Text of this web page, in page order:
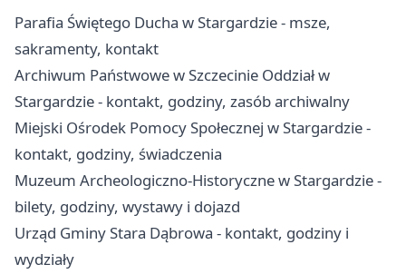
Parafia Świętego Ducha w Stargardzie - msze,
sakramenty, kontakt
Archiwum Państwowe w Szczecinie Oddział w
Stargardzie - kontakt, godziny, zasób archiwalny
Miejski Ośrodek Pomocy Społecznej w Stargardzie -
kontakt, godziny, świadczenia
Muzeum Archeologiczno-Historyczne w Stargardzie -
bilety, godziny, wystawy i dojazd
Urząd Gminy Stara Dąbrowa - kontakt, godziny i
wydziały